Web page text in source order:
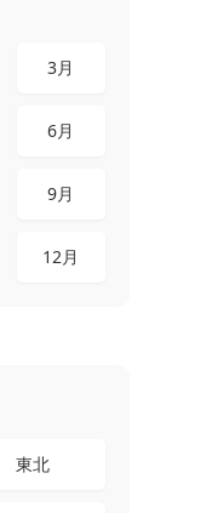
3月
6月
9月
12月
東北